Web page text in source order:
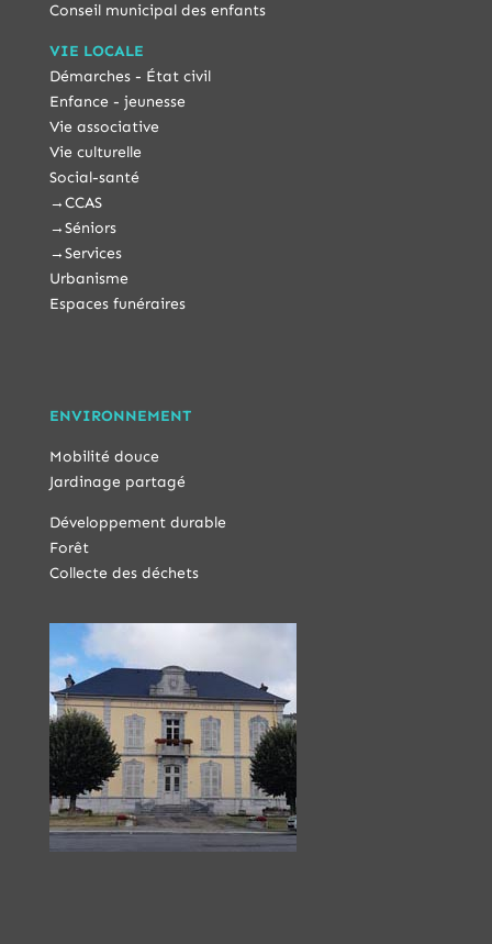
Conseil municipal des enfants
VIE LOCALE
Démarches - État civil
Enfance - jeunesse
Vie associative
Vie culturelle
Social-santé
→CCAS
→Séniors
→Services
Urbanisme
Espaces funéraires
ENVIRONNEMENT
Mobilité douce
Jardinage partagé
Développement durable
Forêt
Collecte des déchets